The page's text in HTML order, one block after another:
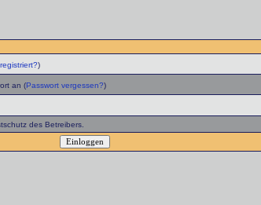
)
an (Passwort vergessen?)
des Betreibers.